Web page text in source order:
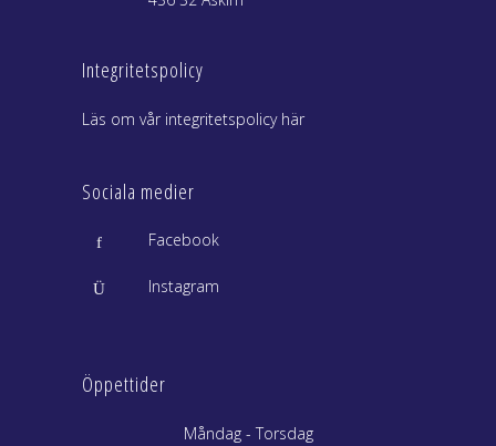
Integritetspolicy
Läs om vår integritetspolicy här
Sociala medier
Facebook
Instagram
Öppettider
Måndag - Torsdag